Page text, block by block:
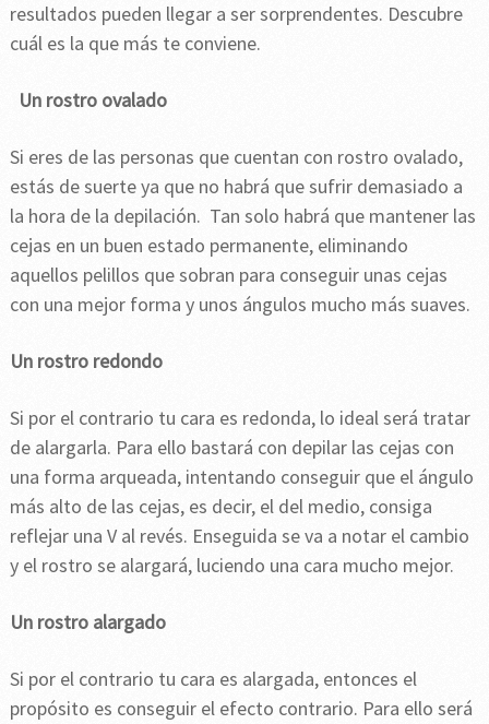
resultados pueden llegar a ser sorprendentes. Descubre
cuál es la que más te conviene.
Un rostro ovalado
Si eres de las personas que cuentan con rostro ovalado,
estás de suerte ya que no habrá que sufrir demasiado a
la hora de la depilación. Tan solo habrá que mantener las
cejas en un buen estado permanente, eliminando
aquellos pelillos que sobran para conseguir unas cejas
con una mejor forma y unos ángulos mucho más suaves.
Un rostro redondo
Si por el contrario tu cara es redonda, lo ideal será tratar
de alargarla. Para ello bastará con depilar las cejas con
una forma arqueada, intentando conseguir que el ángulo
más alto de las cejas, es decir, el del medio, consiga
reflejar una V al revés. Enseguida se va a notar el cambio
y el rostro se alargará, luciendo una cara mucho mejor.
Un rostro alargado
Si por el contrario tu cara es alargada, entonces el
propósito es conseguir el efecto contrario. Para ello será